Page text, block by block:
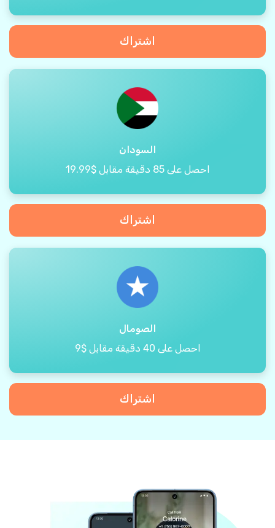
اشتراك
السودان
احصل على 85 دقيقة مقابل $19.99
اشتراك
الصومال
احصل على 40 دقيقة مقابل $9
اشتراك